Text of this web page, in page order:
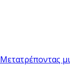
Μετατρέποντας